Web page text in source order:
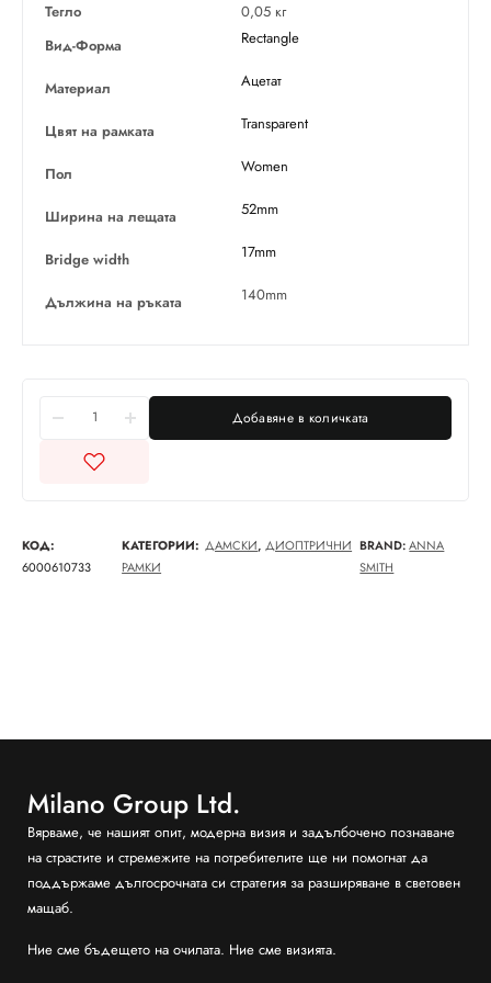
Тегло
0,05 кг
Вид-Форма
Rectangle
Материал Ацетат
Цвят на рамката Transparent
Пол Women
Ширина на лещата 52mm
Bridge width 17mm
Дължина на ръката 140mm
Добавяне в количката
КОД:
6000610733
КАТЕГОРИИ: ДАМСКИ,ДИОПТРИЧНИ
РАМКИ
BRAND:ANNA
SMITH
Milano Group Ltd.
Вярваме, че нашият опит, модерна визия и задълбочено познаване
на страстите и стремежите на потребителите ще ни помогнат да
поддържаме дългосрочната си стратегия за разширяване в световен
мащаб.
Ние сме бъдещето на очилата. Ние сме визията.